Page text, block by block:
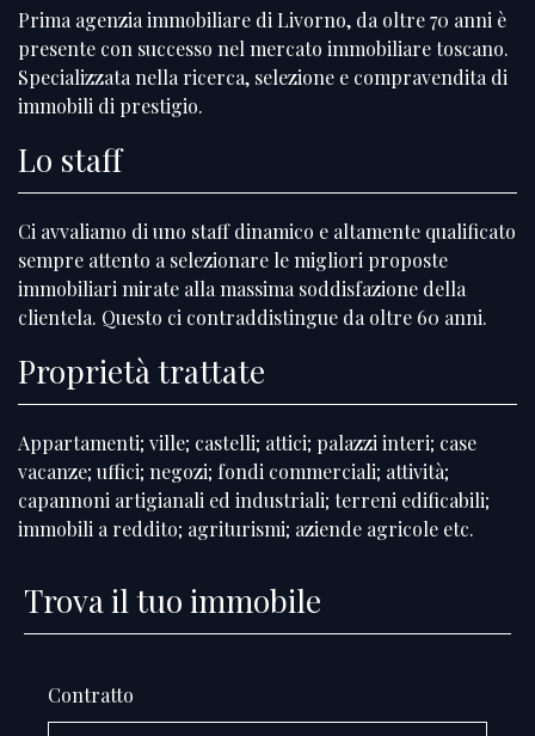
Prima agenzia immobiliare di Livorno, da oltre 70 anni è
presente con successo nel mercato immobiliare toscano.
Specializzata nella ricerca, selezione e compravendita di
immobili di prestigio.
Lo staff
Ci avvaliamo di uno staff dinamico e altamente qualificato
sempre attento a selezionare le migliori proposte
immobiliari mirate alla massima soddisfazione della
clientela. Questo ci contraddistingue da oltre 60 anni.
Proprietà trattate
Appartamenti; ville; castelli; attici; palazzi interi; case
vacanze; uffici; negozi; fondi commerciali; attività;
capannoni artigianali ed industriali; terreni edificabili;
immobili a reddito; agriturismi; aziende agricole etc.
Trova il tuo immobile
Contratto